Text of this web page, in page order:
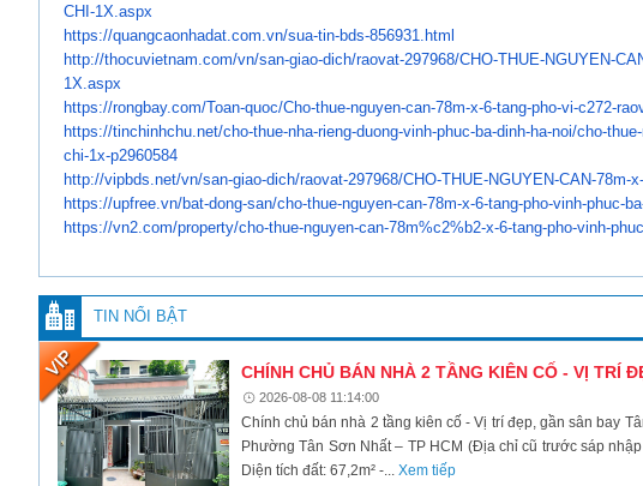
CHI-1X.aspx
https://quangcaonhadat.com.vn/sua-tin-bds-856931.html
http://thocuvietnam.com/vn/san-giao-dich/raovat-297968/CHO-THUE-NGUYEN-
1X.aspx
https://rongbay.com/Toan-quoc/Cho-thue-nguyen-can-78m-x-6-tang-pho-vi-c272-
https://tinchinhchu.net/cho-thue-nha-rieng-duong-vinh-phuc-ba-dinh-ha-noi/cho-thue-
chi-1x-p2960584
http://vipbds.net/vn/san-giao-dich/raovat-297968/CHO-THUE-NGUYEN-CAN-78m-
https://upfree.vn/bat-dong-san/cho-thue-nguyen-can-78m-x-6-tang-pho-vinh-phuc-
https://vn2.com/property/cho-thue-nguyen-can-78m%c2%b2-x-6-tang-pho-vinh-
TIN NỔI BẬT
CHÍNH CHỦ BÁN NHÀ 2 TẦNG KIÊN CỐ - VỊ TRÍ
2026-08-08 11:14:00
Chính chủ bán nhà 2 tầng kiên cố - Vị trí đẹp, gần sân bay
Phường Tân Sơn Nhất – TP HCM (Địa chỉ cũ trước sáp
Diện tích đất: 67,2m² -... Xem tiếp